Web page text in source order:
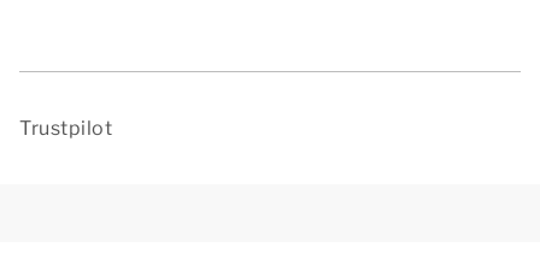
Trustpilot